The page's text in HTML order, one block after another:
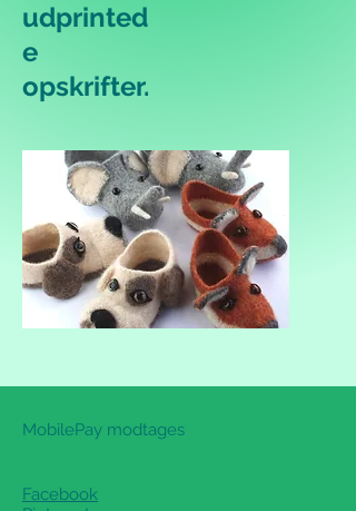
udprinted
e
opskrifter.
MobilePay modtages
Facebook